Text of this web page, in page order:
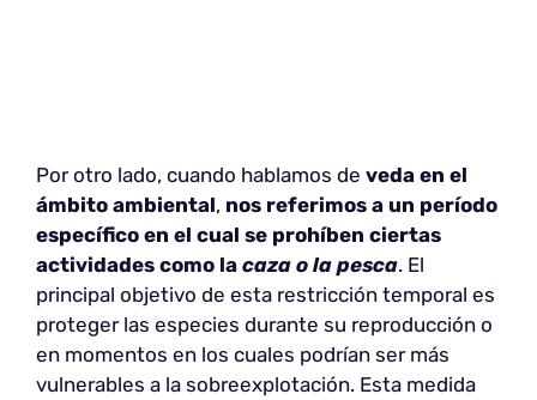
Por otro lado, cuando hablamos de veda en el
ámbito ambiental, nos referimos a un período
específico en el cual se prohíben ciertas
actividades como la caza o la pesca. El
principal objetivo de esta restricción temporal es
proteger las especies durante su reproducción o
en momentos en los cuales podrían ser más
vulnerables a la sobreexplotación. Esta medida